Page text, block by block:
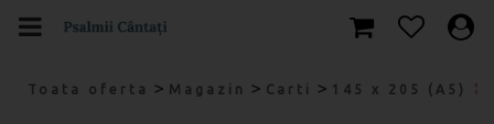
Toata oferta > Magazin > Carti > 145 x 205 (A5)